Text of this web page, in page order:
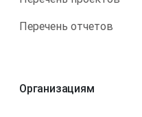
Перечень отчетов
Организациям